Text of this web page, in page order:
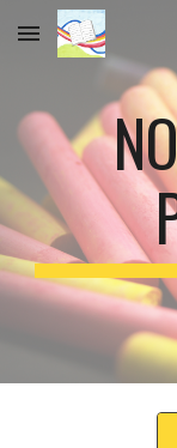
Skip to main content